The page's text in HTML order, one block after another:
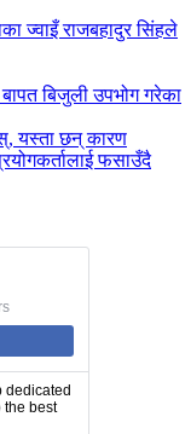
ज्वाइँ राजबहादुर सिंहले
बिजुली उपभोग गरेका
यस्ता छन् कारण
फसाउँदै
dedicated
the best